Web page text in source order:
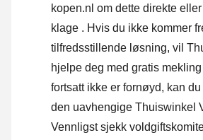
kopen.nl om dette direkte eller
klage . Hvis du ikke kommer
tilfredsstillende løsning, vil
hjelpe deg med gratis
fortsatt ikke er fornøyd, kan du
den uavhengige Thuiswinkel
Vennligst sjekk